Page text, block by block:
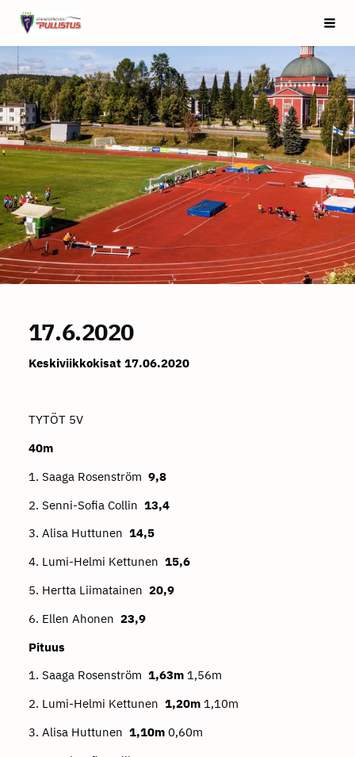
Siirry
sivun
sisältöön
Saarijärven Pullistus
17.6.2020
Keskiviikkokisat 17.06.2020
TYTÖT 5V
40m
1. Saaga Rosenström 9,8
2. Senni-Sofia Collin 13,4
3. Alisa Huttunen 14,5
4. Lumi-Helmi Kettunen 15,6
5. Hertta Liimatainen 20,9
6. Ellen Ahonen 23,9
Pituus
1. Saaga Rosenström 1,63m 1,56m
2. Lumi-Helmi Kettunen 1,20m 1,10m
3. Alisa Huttunen 1,10m 0,60m